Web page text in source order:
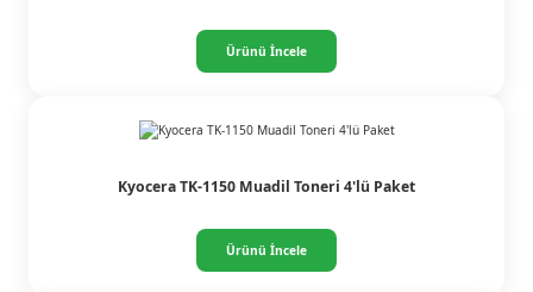
Ürünü İncele
Kyocera TK-1150 Muadil Toneri 4'lü Paket
Ürünü İncele